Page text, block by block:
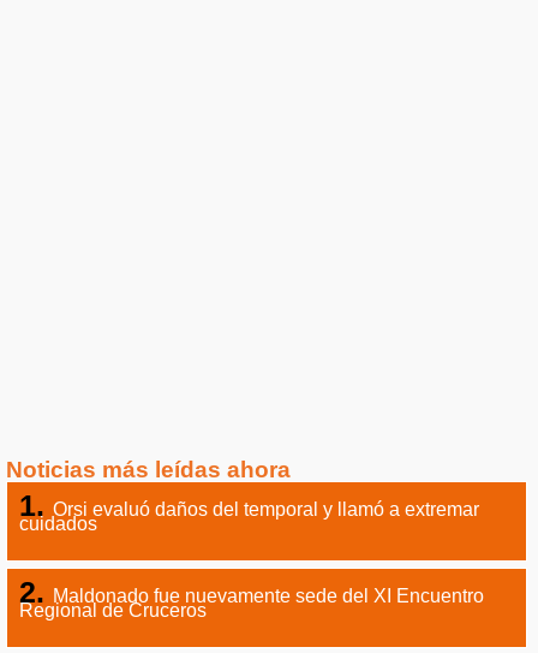
Noticias más leídas ahora
Orsi evaluó daños del temporal y llamó a extremar
cuidados
Maldonado fue nuevamente sede del XI Encuentro
Regional de Cruceros